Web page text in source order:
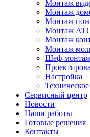
Монтаж
Монтаж
Монтаж
Монтаж
Монтаж
Монтаж
Шеф-
Настройка
Сервисный центр
Новости
Наши работы
Готовые решения
Контакты